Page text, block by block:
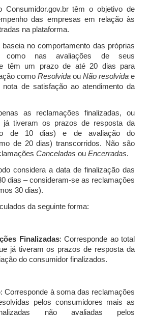
Consumidor.gov.br têm o objetivo de
das empresas em relação às
na plataforma.
no comportamento das próprias
como nas avaliações de seus
têm um prazo de até 20 dias para
como Resolvida ou Não resolvida e
nota de satisfação ao atendimento da
as reclamações finalizadas, ou
já tiveram os prazos de resposta da
de 10 dias) e de avaliação do
de 20 dias) transcorridos. Não são
Canceladas ou Encerradas.
considera a data de finalização das
dias – consideram-se as reclamações
30 dias).
da seguinte forma:
Finalizadas: Corresponde ao total
já tiveram os prazos de resposta da
do consumidor finalizados.
: Corresponde à soma das reclamações
pelos consumidores mais as
não avaliadas pelos